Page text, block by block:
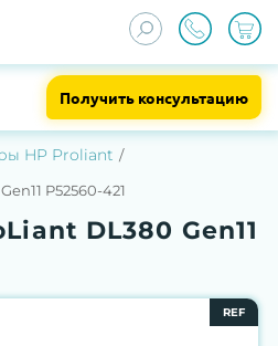
Получить консультацию
HP Proliant
P52560-421
DL380 Gen11
REF